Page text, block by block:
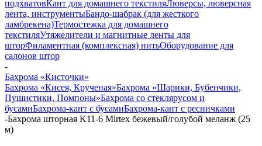
подхватовКант для домашнего текстиляЛюверсы, люверсная
лента, инструментыБандо-шабрак (для жесткого
ламбрекена)Термостежка для домашнего
текстиляУтяжелители и магнитные ленты для
шторФиламентная (комплексная) нитьОборудование для
салонов штор
-
Бахрома «Кисточки»
Бахрома «Кисея, Крученая»Бахрома «Шарики, Бубенчики,
Пушистики, Помпоны»Бахрома со стеклярусом и
бусамиБахрома-кант с бусамиБахрома-кант с ресничками
-Бахрома шторная K11-6 Mirtex бежевый/голубой меланж (25
м)